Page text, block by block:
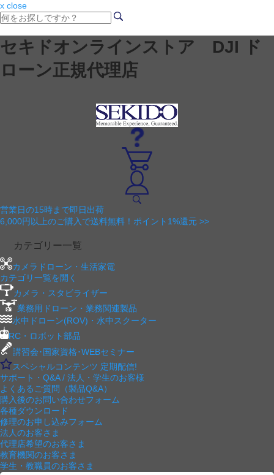
x close
セキドオンラインストア DJI ド
ローン正規代理店
営業日の15時まで即日出荷
6,000円以上のご購入で送料無料！ポイント1%還元 >>
カテゴリー一覧
カメラドローン・生活家電
カテゴリ一覧を開く
カメラ・スタビライザー
業務用ドローン・業務関連製品
水中ドローン(ROV)・水中スクーター
RC・ロボット部品
講習会･国家資格･WEBセミナー
スペシャルコンテンツ 定期配信!
サポート・Q&A / 法人・学生のお客様
よくあるご質問（製品Q&A）
購入後のお問い合わせフォーム
各種ダウンロード
修理のお申し込みフォーム
法人のお客さま
代理店希望のお客さま
教育機関のお客さま
学生・教職員のお客さま